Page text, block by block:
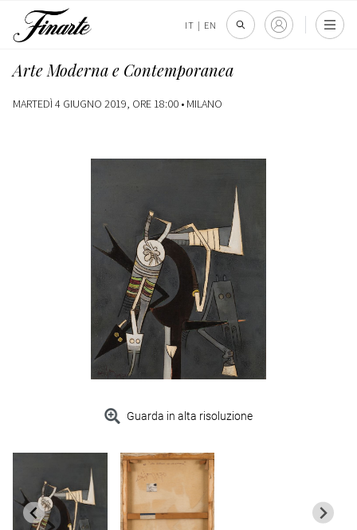
IT | EN
Arte Moderna e Contemporanea
MARTEDÌ 4 GIUGNO 2019, ORE 18:00 • MILANO
Guarda in alta risoluzione